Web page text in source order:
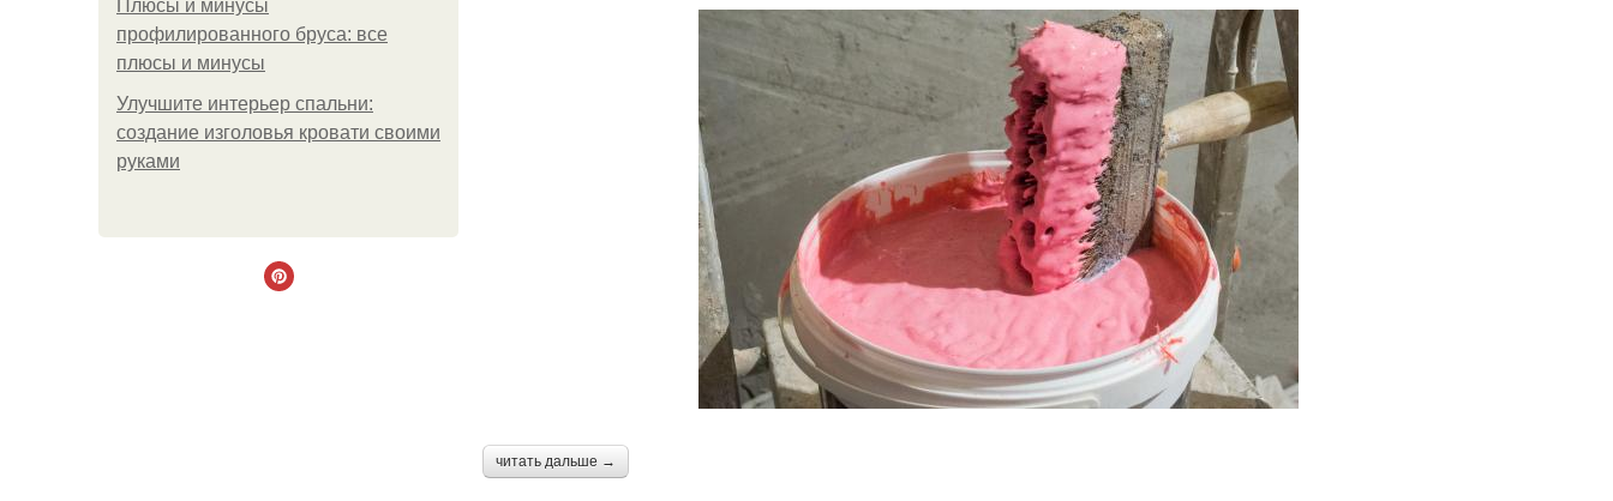
Плюсы и минусы
профилированного бруса: все
плюсы и минусы
Улучшите интерьер спальни:
создание изголовья кровати своими
руками
читать дальше →